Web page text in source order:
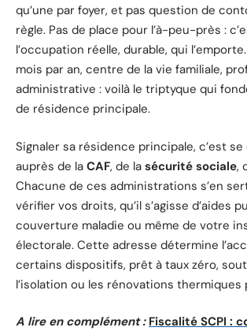
qu’une par foyer, et pas question de
règle. Pas de place pour l’à-peu-près :
l’occupation réelle, durable, qui
mois par an, centre de la vie familiale,
administrative : voilà le triptyque qui
de résidence principale.
Signaler sa résidence principale, c’est
auprès de la CAF, de la sécurité sociale,
Chacune de ces administrations s’en
vérifier vos droits, qu’il s’agisse d’aides
couverture maladie ou même de votre
électorale. Cette adresse détermine
certains dispositifs, prêt à taux zéro,
l’isolation ou les rénovations thermiques
A lire en complément : Fiscalité SCPI :